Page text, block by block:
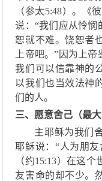
（参太5:48）。《
说 ： “我们应从怜悯
恕就不难。饶恕者
上帝吧。”因为上帝
我们可以信靠神的
以我们也当效法神
们的人。
三、愿意舍己（最
主耶稣为我们
耶稣说： “人为朋友
（约15:13）在这个
友害命的却不少。